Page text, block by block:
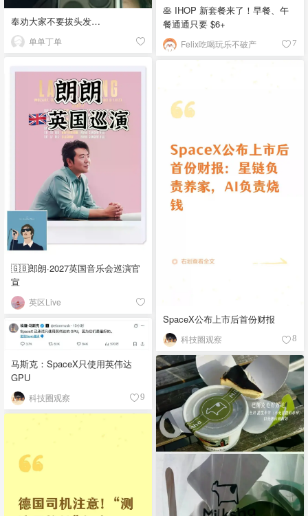
奉劝大家不要拔头发…
单单丁单
🥞 IHOP 新套餐来了！早餐、午
餐通通只要 $6+
Felix吃喝玩乐不破产 7
🇬🇧郎朗·2027英国音乐会巡演官
宣
英区Live
SpaceX公布上市后首份财报
科技圈观察 8
马斯克：SpaceX只使用英伟达
GPU
科技圈观察 9